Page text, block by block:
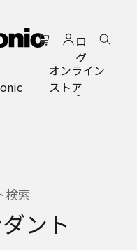
ロ
グ
イ
ン
オンライン
ストア
検索
ント